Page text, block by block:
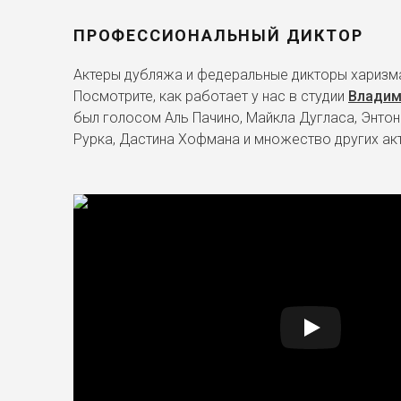
ПРОФЕССИОНАЛЬНЫЙ ДИКТОР
Актеры дубляжа и федеральные дикторы
Посмотрите, как работает у нас в студии
был голосом Аль Пачино, Майкла Дугласа,
Рурка, Дастина Хофмана и множество других